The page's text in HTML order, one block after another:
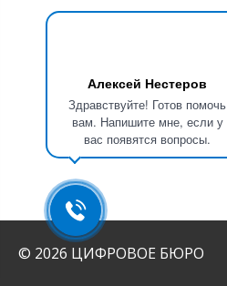
Алексей Нестеров
Здравствуйте! Готов помочь
вам. Напишите мне, если у
вас появятся вопросы.
© 2026 ЦИФРОВОЕ БЮРО